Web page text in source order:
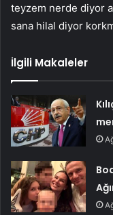
teyzem nerde diyor
sana hilal diyor
İlgili Makaleler